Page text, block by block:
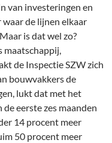
van investeringen en
waar de lijnen elkaar
is dat wel zo?
maatschappij,
de Inspectie SZW zich
bouwvakkers de
lukt dat met het
eerste zes maanden
14 procent meer
50 procent meer